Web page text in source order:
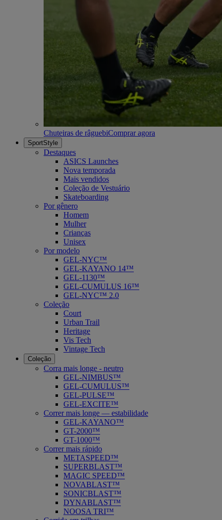
Chuteiras de râguebiComprar agora
SportStyle
Destaques
ASICS Launches
Nova temporada
Mais vendidos
Coleção de Vestuário
Skateboarding
Por gênero
Homem
Mulher
Crianças
Unisex
Por modelo
GEL-NYC™
GEL-KAYANO 14™
GEL-1130™
GEL-CUMULUS 16™
GEL-NYC™ 2.0
Coleção
Court
Urban Trail
Heritage
Vis Tech
Vintage Tech
Coleção
Corra mais longe - neutro
GEL-NIMBUS™
GEL-CUMULUS™
GEL-PULSE™
GEL-EXCITE™
Correr mais longe — estabilidade
GEL-KAYANO™
GT-2000™
GT-1000™
Correr mais rápido
METASPEED™
SUPERBLAST™
MAGIC SPEED™
NOVABLAST™
SONICBLAST™
DYNABLAST™
NOOSA TRI™